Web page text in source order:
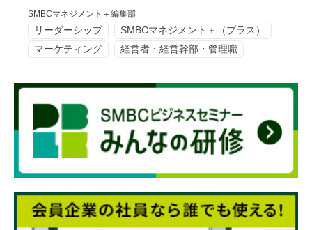
SMBCマネジメント＋編集部
リーダーシップ
SMBCマネジメント＋（プラス）
マーケティング
経営者・経営幹部・管理職